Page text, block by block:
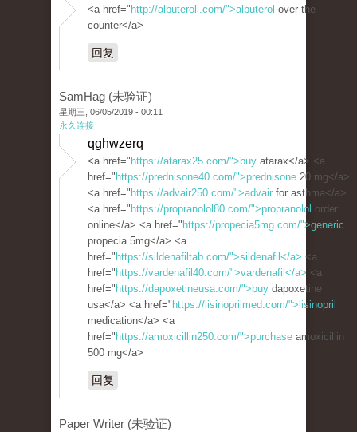
<a href=" http://albuteroli.com/">albuterol over the
counter</a>
回复
SamHag (未验证)
星期三, 06/05/2019 - 00:11
永久连接
qghwzerq
<a href=" https://atarax25.com/">buy atarax</a> <a
href=" https://prednisone40.com/">prednisone 20 mg</a>
<a href=" https://advair250.com/">advair for asthma</a>
<a href=" https://propranolol80.com/">propranolol order
online</a> <a href=" https://propecia5mg.com/">generic
propecia 5mg</a> <a
href=" https://sildenafiltab.com/">sildenafil</a> <a
href=" https://vardenafil40.com/">vardenafil</a> <a
href=" https://dapoxetineusa.com/">buy dapoxetine
usa</a> <a href=" https://lisinoprilmed.com/">lisinopril
medication</a> <a
href=" https://amoxicillin250.com/">purchase amoxicillin
500 mg</a>
回复
Paper Writer (未验证)